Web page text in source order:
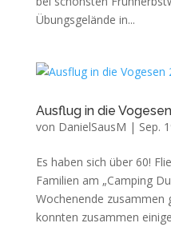
Übungsgelände in...
Ausflug in die
von DanielSausM | Sep.
Es haben sich über 60!
Familien am „Camping
Wochenende zusammen
konnten zusammen